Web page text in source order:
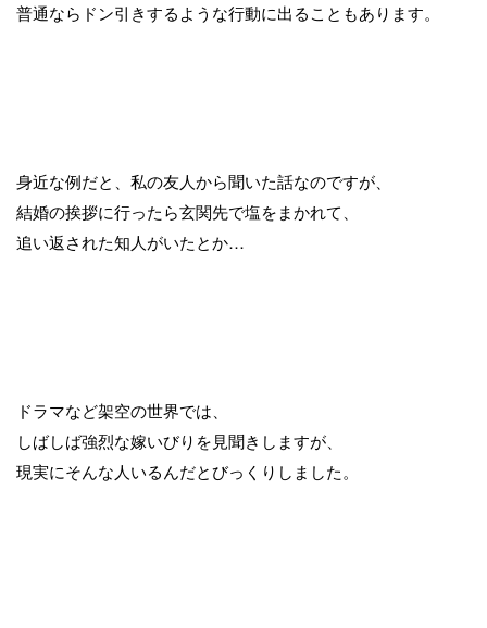
普通ならドン引きするような行動に出ることもあります。
身近な例だと、私の友人から聞いた話なのですが、
結婚の挨拶に行ったら玄関先で塩をまかれて、
追い返された知人がいたとか…
ドラマなど架空の世界では、
しばしば強烈な嫁いびりを見聞きしますが、
現実にそんな人いるんだとびっくりしました。